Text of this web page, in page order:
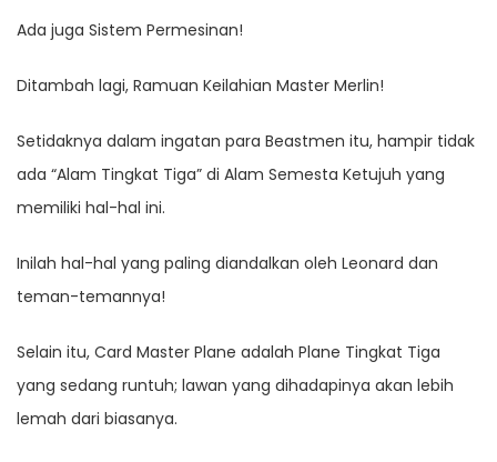
Ada juga Sistem Permesinan!
Ditambah lagi, Ramuan Keilahian Master Merlin!
Setidaknya dalam ingatan para Beastmen itu, hampir tidak
ada “Alam Tingkat Tiga” di Alam Semesta Ketujuh yang
memiliki hal-hal ini.
Inilah hal-hal yang paling diandalkan oleh Leonard dan
teman-temannya!
Selain itu, Card Master Plane adalah Plane Tingkat Tiga
yang sedang runtuh; lawan yang dihadapinya akan lebih
lemah dari biasanya.